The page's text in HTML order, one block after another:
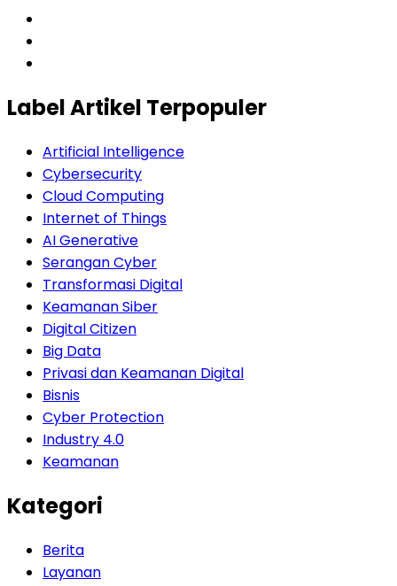
Label Artikel Terpopuler
Artificial Intelligence
Cybersecurity
Cloud Computing
Internet of Things
AI Generative
Serangan Cyber
Transformasi Digital
Keamanan Siber
Digital Citizen
Big Data
Privasi dan Keamanan Digital
Bisnis
Cyber Protection
Industry 4.0
Keamanan
Kategori
Berita
Layanan